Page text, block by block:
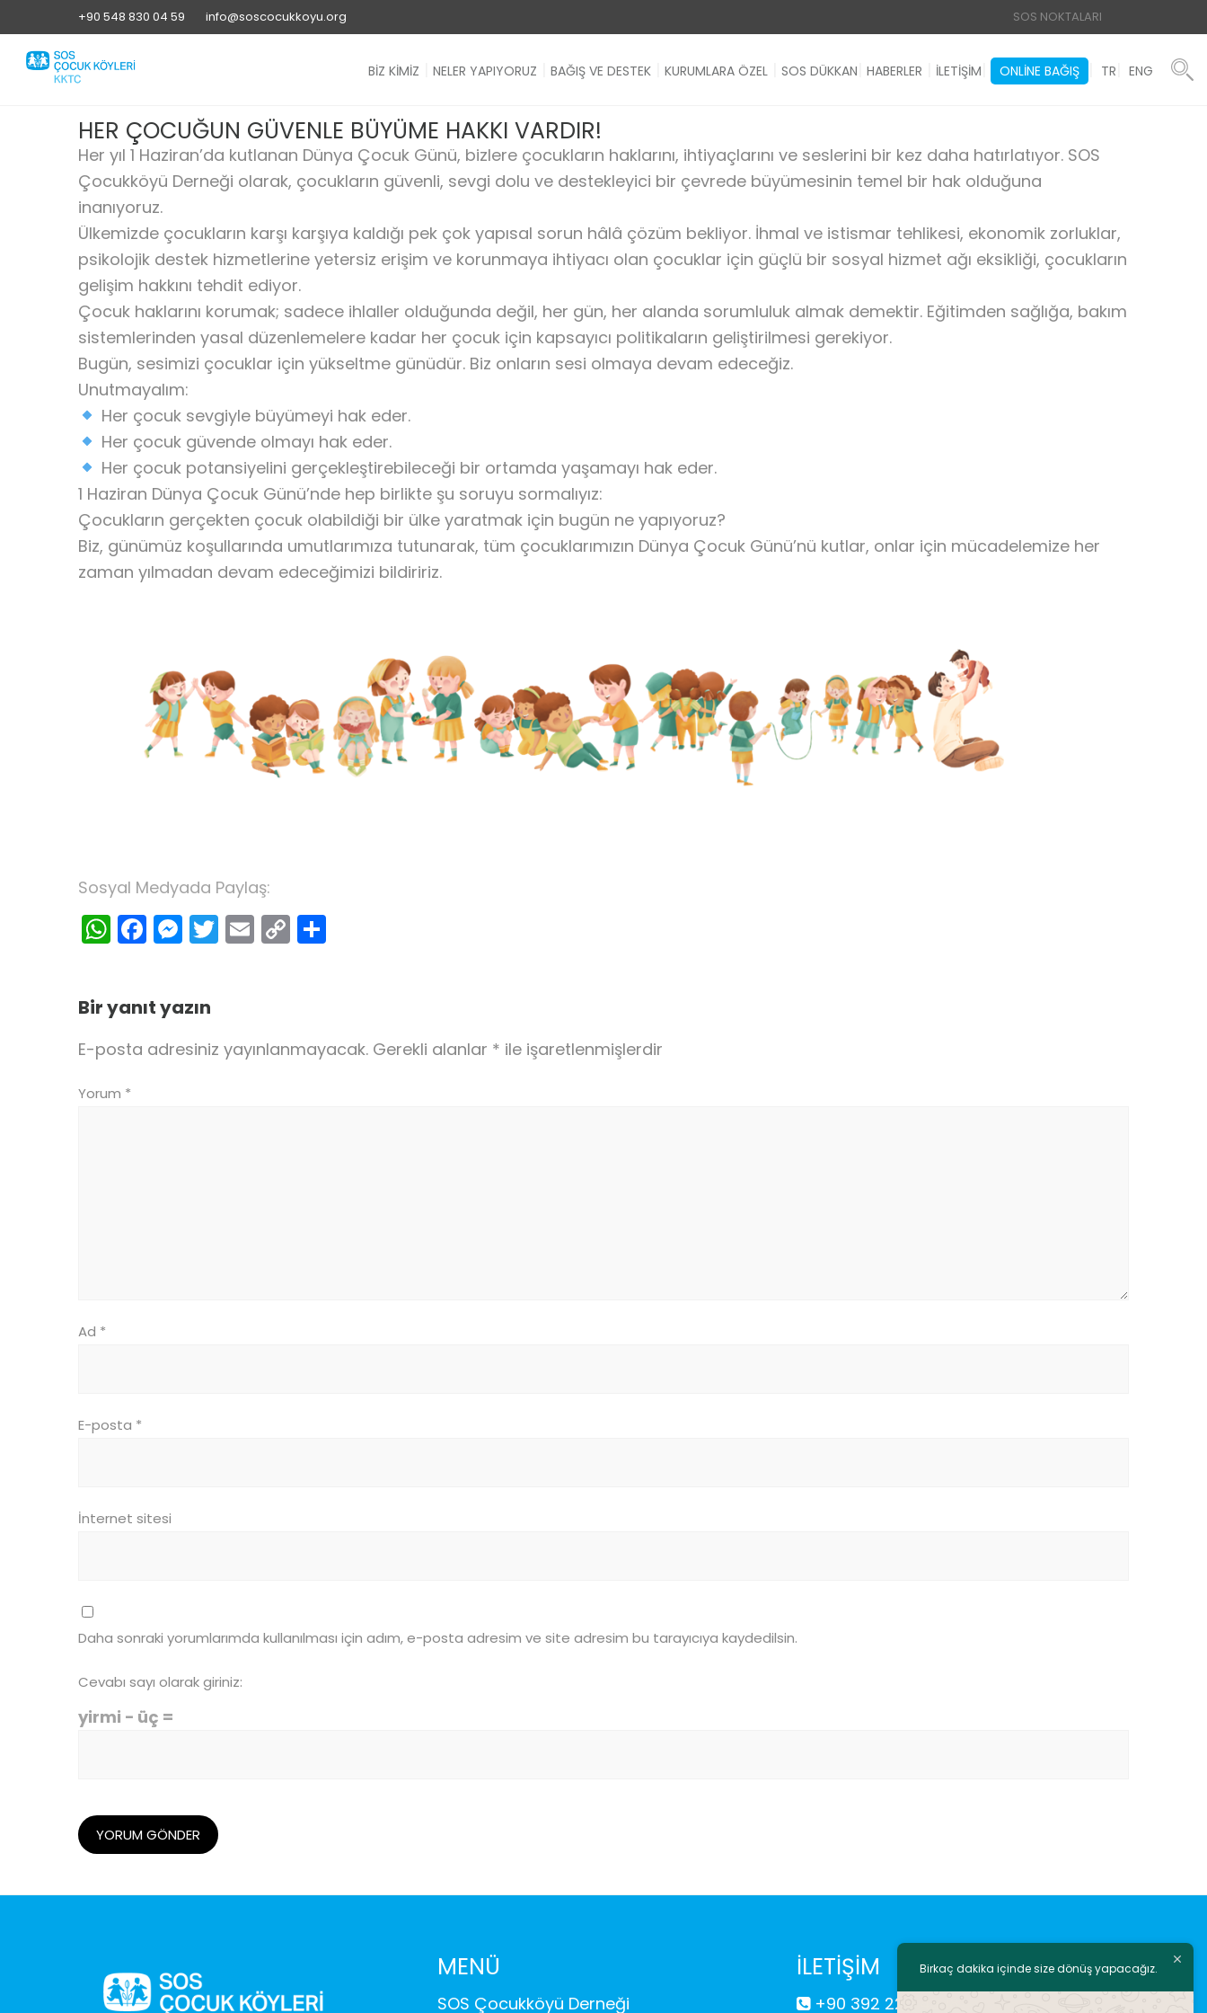
+90 548 830 04 59 info@soscocukkoyu.org SOS NOKTALARI
BİZ KİMİZ NELER YAPIYORUZ BAĞIŞ VE DESTEK KURUMLARA ÖZEL SOS DÜKKAN HABERLER İLETİŞİM ONLINE BAĞIŞ TR ENG
HER ÇOCUĞUN GÜVENLE BÜYÜME HAKKI VARDIR!
Her yıl 1 Haziran’da kutlanan Dünya Çocuk Günü, bizlere çocukların haklarını, ihtiyaçlarını ve seslerini bir kez daha hatırlatıyor. SOS
Çocukköyü Derneği olarak, çocukların güvenli, sevgi dolu ve destekleyici bir çevrede büyümesinin temel bir hak olduğuna
inanıyoruz.
Ülkemizde çocukların karşı karşıya kaldığı pek çok yapısal sorun hâlâ çözüm bekliyor. İhmal ve istismar tehlikesi, ekonomik zorluklar,
psikolojik destek hizmetlerine yetersiz erişim ve korunmaya ihtiyacı olan çocuklar için güçlü bir sosyal hizmet ağı eksikliği, çocukların
gelişim hakkını tehdit ediyor.
Çocuk haklarını korumak; sadece ihlaller olduğunda değil, her gün, her alanda sorumluluk almak demektir. Eğitimden sağlığa, bakım
sistemlerinden yasal düzenlemelere kadar her çocuk için kapsayıcı politikaların geliştirilmesi gerekiyor.
Bugün, sesimizi çocuklar için yükseltme günüdür. Biz onların sesi olmaya devam edeceğiz.
Unutmayalım:
Her çocuk sevgiyle büyümeyi hak eder.
Her çocuk güvende olmayı hak eder.
Her çocuk potansiyelini gerçekleştirebileceği bir ortamda yaşamayı hak eder.
1 Haziran Dünya Çocuk Günü’nde hep birlikte şu soruyu sormalıyız:
Çocukların gerçekten çocuk olabildiği bir ülke yaratmak için bugün ne yapıyoruz?
Biz, günümüz koşullarında umutlarımıza tutunarak, tüm çocuklarımızın Dünya Çocuk Günü’nü kutlar, onlar için mücadelemize her
zaman yılmadan devam edeceğimizi bildiririz.
Sosyal Medyada Paylaş:
WhatsApp
Facebook
Messenger
Twitter
Email
Copy
Link
Bir yanıt yazın
E-posta adresiniz yayınlanmayacak. Gerekli alanlar * ile işaretlenmişlerdir
Yorum *
Ad *
E-posta *
İnternet sitesi
Daha sonraki yorumlarımda kullanılması için adım, e-posta adresim ve site adresim bu tarayıcıya kaydedilsin.
Cevabı sayı olarak giriniz:
yirmi − üç =
MENÜ
SOS Çocukköyü Derneği
İLETİŞİM
+90 392 225 43 18
Birkaç dakika içinde size dönüş yapacağız.